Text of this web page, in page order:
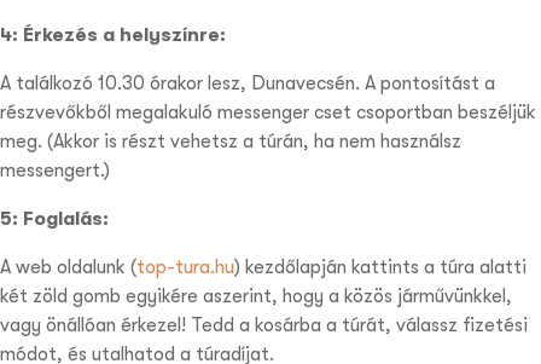
4: Érkezés a helyszínre:
A találkozó 10.30 órakor lesz, Dunavecsén. A pontosítást a
részvevőkből megalakuló messenger cset csoportban beszéljük
meg. (Akkor is részt vehetsz a túrán, ha nem használsz
messengert.)
5: Foglalás:
A web oldalunk (top-tura.hu) kezdőlapján kattints a túra alatti
két zöld gomb egyikére aszerint, hogy a közös járművünkkel,
vagy önállóan érkezel! Tedd a kosárba a túrát, válassz fizetési
módot, és utalhatod a túradíjat.